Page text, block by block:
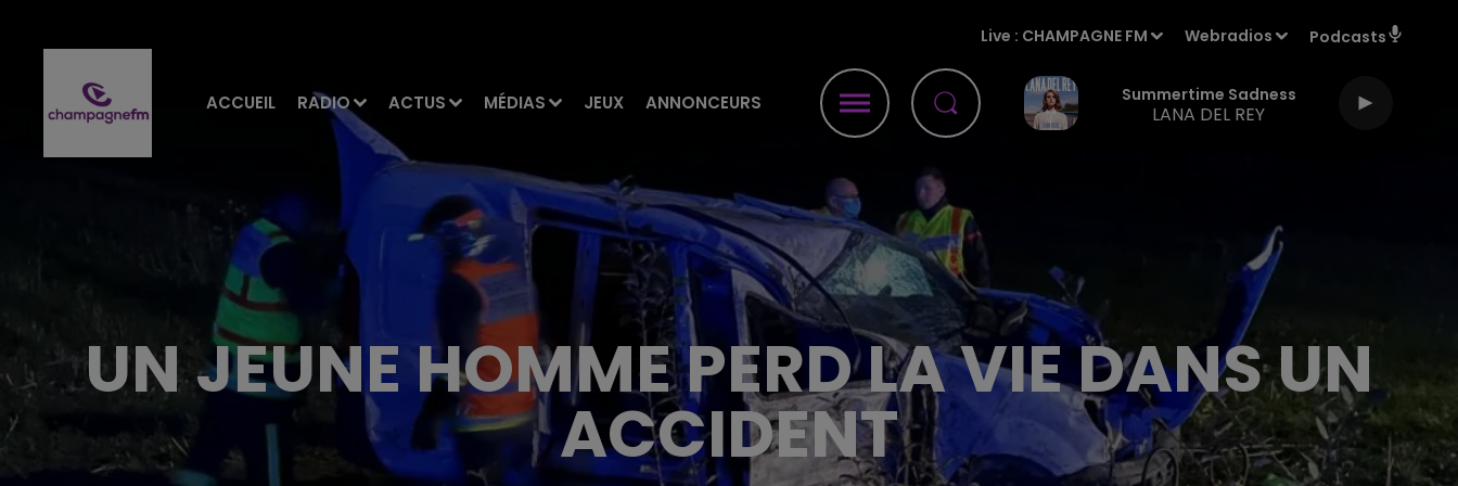
ACCUEIL RADIO ACTUS MÉDIAS JEUX ANNONCEURS
Live : CHAMPAGNE FM Webradios Podcasts
Summertime Sadness
LANA DEL REY
UN JEUNE HOMME PERD LA VIE DANS UN
ACCIDENT